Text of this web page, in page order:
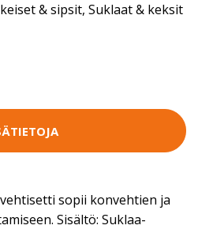
& sipsit, Suklaat & keksit
sopii konvehtien ja
Sisältö: Suklaa-